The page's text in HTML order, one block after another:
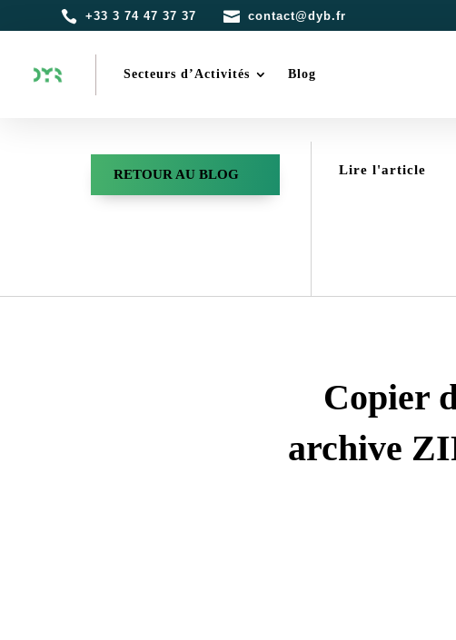
 +33 3 74 47 37 37  contact@dyb.fr
Secteurs d’Activités Blog
RETOUR AU BLOG Lire l'article
Copier
archive